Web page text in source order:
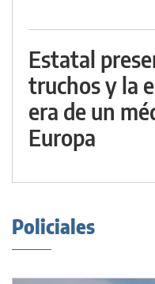
Estatal
truchos y la
era de un
Europa
Policiales